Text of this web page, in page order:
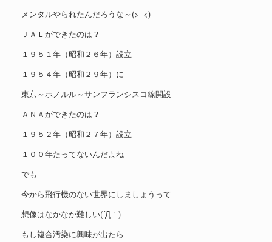
メンタルやられたんだろうな～(>_<)
ＪＡＬができたのは？
１９５１年（昭和２６年）設立
１９５４年（昭和２９年）に
東京～ホノルル～サンフランシスコ線開設
ＡＮＡができたのは？
１９５２年（昭和２７年）設立
１００年たってないんだよね
でも
今から飛行機のない世界にしましょうって
想像はなかなか難しい(´Д｀)
もし複合汚染に興味が出たら